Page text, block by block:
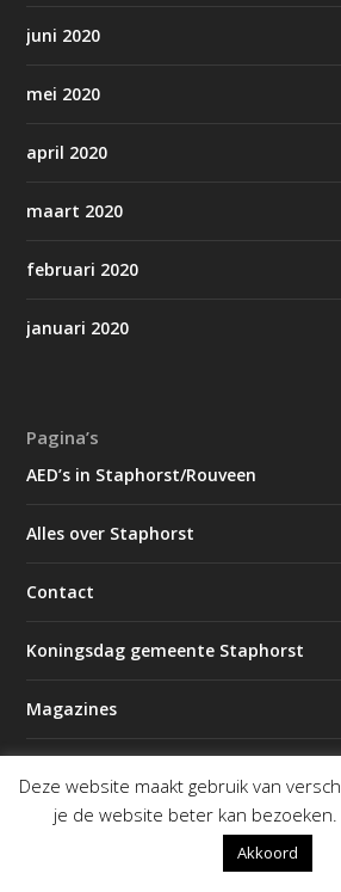
juni 2020
mei 2020
april 2020
maart 2020
februari 2020
januari 2020
Pagina’s
AED’s in Staphorst/Rouveen
Alles over Staphorst
Contact
Koningsdag gemeente Staphorst
Magazines
2026 – Editie 2
Deze website maakt gebruik van
je de website beter kan bezoeken.
Akkoord